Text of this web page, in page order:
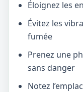
Éloignez les
Évitez les
fumée
Prenez une
sans danger
Notez